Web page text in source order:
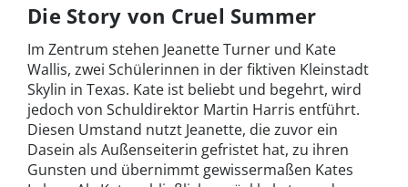
Die Story von Cruel Summer
Im Zentrum stehen Jeanette Turner und Kate
Wallis, zwei Schülerinnen in der fiktiven Kleinstadt
Skylin in Texas. Kate ist beliebt und begehrt, wird
jedoch von Schuldirektor Martin Harris entführt.
Diesen Umstand nutzt Jeanette, die zuvor ein
Dasein als Außenseiterin gefristet hat, zu ihren
Gunsten und übernimmt gewissermaßen Kates